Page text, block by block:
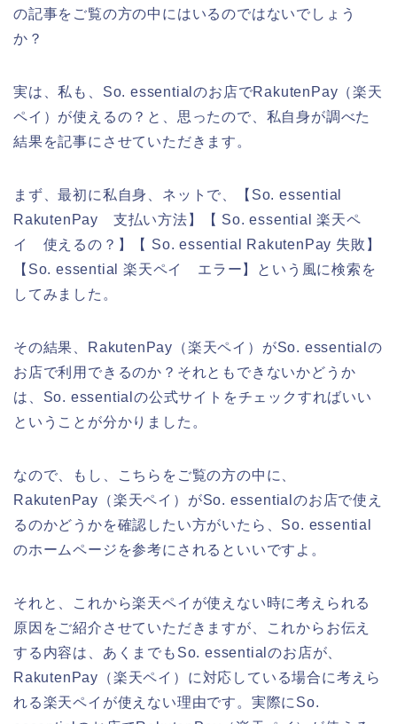
の記事をご覧の方の中にはいるのではないでしょう
か？
実は、私も、So. essentialのお店でRakutenPay（楽天
ペイ）が使えるの？と、思ったので、私自身が調べた
結果を記事にさせていただきます。
まず、最初に私自身、ネットで、【So. essential
RakutenPay 支払い方法】【 So. essential 楽天ペ
イ 使えるの？】【 So. essential RakutenPay 失敗】
【So. essential 楽天ペイ エラー】という風に検索を
してみました。
その結果、RakutenPay（楽天ペイ）がSo. essentialの
お店で利用できるのか？それともできないかどうか
は、So. essentialの公式サイトをチェックすればいい
ということが分かりました。
なので、もし、こちらをご覧の方の中に、
RakutenPay（楽天ペイ）がSo. essentialのお店で使え
るのかどうかを確認したい方がいたら、So. essential
のホームページを参考にされるといいですよ。
それと、これから楽天ペイが使えない時に考えられる
原因をご紹介させていただきますが、これからお伝え
する内容は、あくまでもSo. essentialのお店が、
RakutenPay（楽天ペイ）に対応している場合に考えら
れる楽天ペイが使えない理由です。実際にSo.